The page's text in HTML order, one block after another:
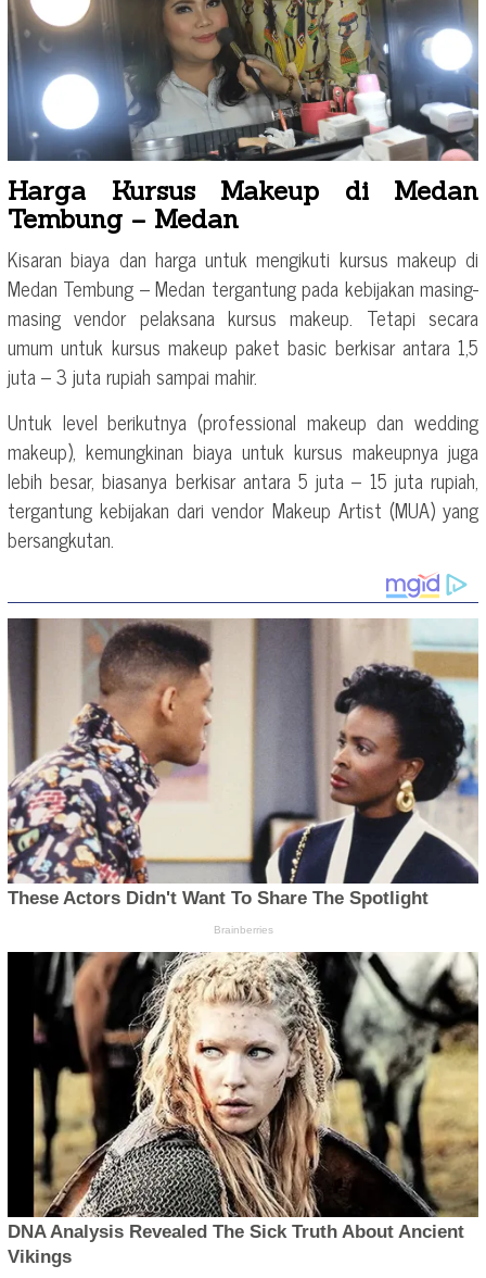
Harga Kursus Makeup di Medan
Tembung – Medan
Kisaran biaya dan harga untuk mengikuti kursus makeup di
Medan Tembung – Medan tergantung pada kebijakan masing-
masing vendor pelaksana kursus makeup. Tetapi secara
umum untuk kursus makeup paket basic berkisar antara 1,5
juta – 3 juta rupiah sampai mahir.
Untuk level berikutnya (professional makeup dan wedding
makeup), kemungkinan biaya untuk kursus makeupnya juga
lebih besar, biasanya berkisar antara 5 juta – 15 juta rupiah,
tergantung kebijakan dari vendor Makeup Artist (MUA) yang
bersangkutan.